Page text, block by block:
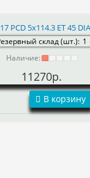
PCD 5x114.3 ET 45
склад (шт.): 1
Наличие:
11270р.
В корзину